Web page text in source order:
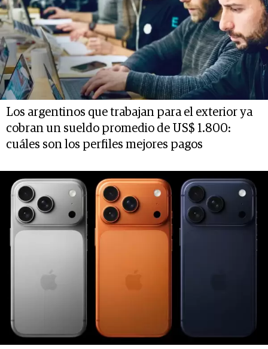
Los argentinos que trabajan para el exterior ya
cobran un sueldo promedio de US$ 1.800:
cuáles son los perfiles mejores pagos